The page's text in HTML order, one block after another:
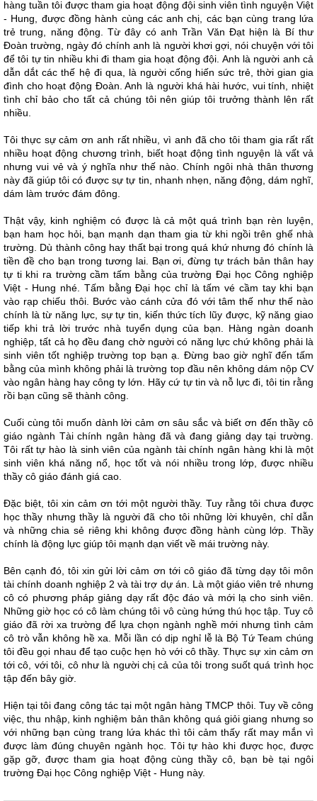
hàng tuần tôi được tham gia hoạt động đội sinh viên tình nguyện Việt
- Hung, được đồng hành cùng các anh chị, các bạn cùng trang lứa
trẻ trung, năng động. Từ đây có anh Trần Văn Đạt hiện là Bí thư
Đoàn trường, ngày đó chính anh là người khơi gợi, nói chuyện với tôi
để tôi tự tin nhiều khi đi tham gia hoạt động đội. Anh là người anh cả
dẫn dắt các thế hệ đi qua, là người cống hiến sức trẻ, thời gian gia
đình cho hoạt động Đoàn. Anh là người khá hài hước, vui tính, nhiệt
tình chỉ bảo cho tất cả chúng tôi nên giúp tôi trưởng thành lên rất
nhiều.
Tôi thực sự cảm ơn anh rất nhiều, vì anh đã cho tôi tham gia rất rất
nhiều hoạt động chương trình, biết hoạt động tình nguyện là vất vả
nhưng vui vẻ và ý nghĩa như thế nào. Chính ngôi nhà thân thương
này đã giúp tôi có được sự tự tin, nhanh nhẹn, năng động, dám nghĩ,
dám làm trước đám đông.
Thật vậy, kinh nghiệm có được là cả một quá trình bạn rèn luyện,
bạn ham học hỏi, bạn mạnh dạn tham gia từ khi ngồi trên ghế nhà
trường. Dù thành công hay thất bại trong quá khứ nhưng đó chính là
tiền đề cho bạn trong tương lai. Bạn ơi, đừng tự trách bản thân hay
tự ti khi ra trường cầm tấm bằng của trường Đại học Công nghiệp
Việt - Hung nhé. Tấm bằng Đại học chỉ là tấm vé cầm tay khi bạn
vào rạp chiếu thôi. Bước vào cánh cửa đó với tâm thế như thế nào
chính là từ năng lực, sự tự tin, kiến thức tích lũy được, kỹ năng giao
tiếp khi trả lời trước nhà tuyển dụng của bạn. Hàng ngàn doanh
nghiệp, tất cả họ đều đang chờ người có năng lực chứ không phải là
sinh viên tốt nghiệp trường top bạn ạ. Đừng bao giờ nghĩ đến tấm
bằng của mình không phải là trường top đầu nên không dám nộp CV
vào ngân hàng hay công ty lớn. Hãy cứ tự tin và nỗ lực đi, tôi tin rằng
rồi bạn cũng sẽ thành công.
Cuối cùng tôi muốn dành lời cảm ơn sâu sắc và biết ơn đến thầy cô
giáo ngành Tài chính ngân hàng đã và đang giảng dạy tại trường.
Tôi rất tự hào là sinh viên của ngành tài chính ngân hàng khi là một
sinh viên khá năng nổ, học tốt và nói nhiều trong lớp, được nhiều
thầy cô giáo đánh giá cao.
Đặc biệt, tôi xin cảm ơn tới một người thầy. Tuy rằng tôi chưa được
học thầy nhưng thầy là người đã cho tôi những lời khuyên, chỉ dẫn
và những chia sẻ riêng khi không được đồng hành cùng lớp. Thầy
chính là động lực giúp tôi mạnh dạn viết về mái trường này.
Bên cạnh đó, tôi xin gửi lời cảm ơn tới cô giáo đã từng dạy tôi môn
tài chính doanh nghiệp 2 và tài trợ dự án. Là một giáo viên trẻ nhưng
cô có phương pháp giảng dạy rất độc đáo và mới lạ cho sinh viên.
Những giờ học có cô làm chúng tôi vô cùng hứng thú học tập. Tuy cô
giáo đã rời xa trường để lựa chọn ngành nghề mới nhưng tình cảm
cô trò vẫn không hề xa. Mỗi lần có dịp nghỉ lễ là Bộ Tứ Team chúng
tôi đều gọi nhau để tạo cuộc hẹn hò với cô thầy. Thực sự xin cảm ơn
tới cô, với tôi, cô như là người chị cả của tôi trong suốt quá trình học
tập đến bây giờ.
Hiện tại tôi đang công tác tại một ngân hàng TMCP thôi. Tuy về công
việc, thu nhập, kinh nghiệm bản thân không quá giỏi giang nhưng so
với những bạn cùng trang lứa khác thì tôi cảm thấy rất may mắn vì
được làm đúng chuyên ngành học. Tôi tự hào khi được học, được
gặp gỡ, được tham gia hoạt động cùng thầy cô, bạn bè tại ngôi
trường Đại học Công nghiệp Việt - Hung này.